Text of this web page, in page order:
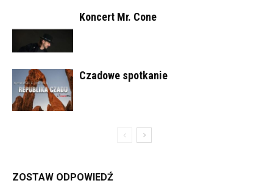
Koncert Mr. Cone
Czadowe spotkanie
ZOSTAW ODPOWIEDŹ